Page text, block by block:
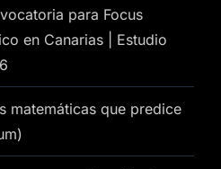
para Focus
en Canarias | Estudio
matemáticas que predice